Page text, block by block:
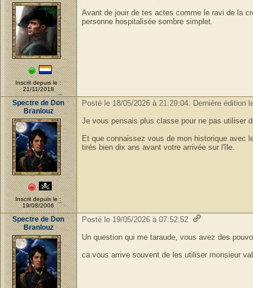
Inscrit depuis le :
21/11/2018
Avant de jouir de tes actes comme le ravi de la
personne hospitalisée sombre simplet.
Spectre de Don
Branlouz
Inscrit depuis le :
19/08/2006
Posté le 18/05/2026 à 21:29:04. Dernière édition
Je vous pensais plus classe pour ne pas utiliser
Et que connaissez vous de mon historique avec
tirés bien dix ans avant votre arrivée sur l'île.
Spectre de Don
Branlouz
Posté le 19/05/2026 à 07:52:52
Un question qui me taraude, vous avez des
ca vous arrive souvent de les utiliser monsieur